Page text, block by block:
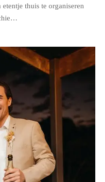
thuis te organiseren